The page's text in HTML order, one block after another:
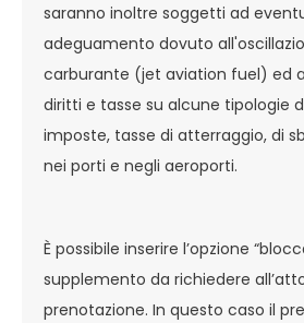
saranno inoltre soggetti ad
adeguamento dovuto
carburante (jet aviation fuel) ed
diritti e tasse su alcune tipologie
imposte, tasse di atterraggio, di
nei porti e negli aeroporti.
È possibile inserire l’opzione
supplemento da richiedere
prenotazione. In questo caso il